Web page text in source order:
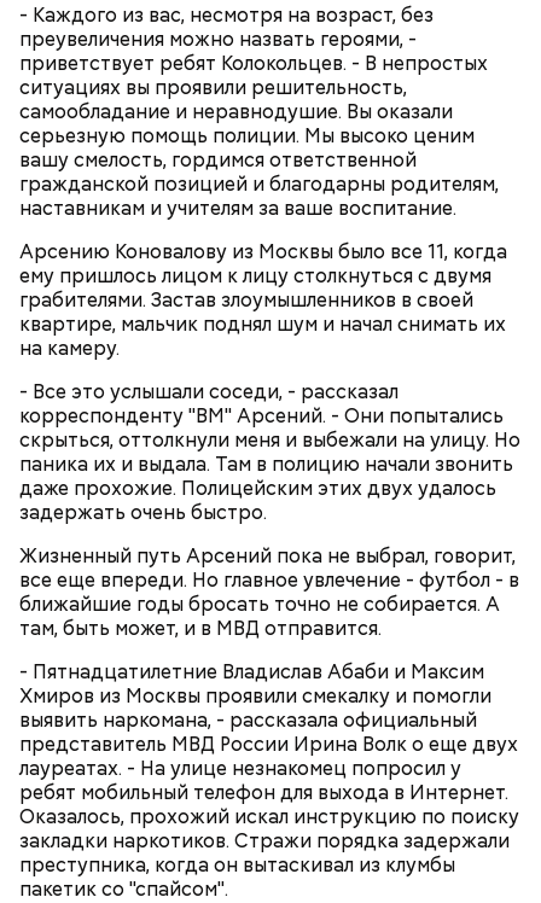
- Каждого из вас, несмотря на возраст, без
преувеличения можно назвать героями, -
приветствует ребят Колокольцев. - В непростых
ситуациях вы проявили решительность,
самообладание и неравнодушие. Вы оказали
серьезную помощь полиции. Мы высоко ценим
вашу смелость, гордимся ответственной
гражданской позицией и благодарны родителям,
наставникам и учителям за ваше воспитание.
Арсению Коновалову из Москвы было все 11, когда
ему пришлось лицом к лицу столкнуться с двумя
грабителями. Застав злоумышленников в своей
квартире, мальчик поднял шум и начал снимать их
на камеру.
- Все это услышали соседи, - рассказал
корреспонденту "ВМ" Арсений. - Они попытались
скрыться, оттолкнули меня и выбежали на улицу. Но
паника их и выдала. Там в полицию начали звонить
даже прохожие. Полицейским этих двух удалось
задержать очень быстро.
Жизненный путь Арсений пока не выбрал, говорит,
все еще впереди. Но главное увлечение - футбол - в
ближайшие годы бросать точно не собирается. А
там, быть может, и в МВД отправится.
- Пятнадцатилетние Владислав Абаби и Максим
Хмиров из Москвы проявили смекалку и помогли
выявить наркомана, - рассказала официальный
представитель МВД России Ирина Волк о еще двух
лауреатах. - На улице незнакомец попросил у
ребят мобильный телефон для выхода в Интернет.
Оказалось, прохожий искал инструкцию по поиску
закладки наркотиков. Стражи порядка задержали
преступника, когда он вытаскивал из клумбы
пакетик со "спайсом".
За свою земную жизнь он совершил множество
добрых дел во славу Божию.
Святитель Николай дожил до глубокой старости и
скончался в середине IV века. По церковному
преданию, мощи святого сохранились нетленными
и источали чудесное миро, от которого исцелилось
множество людей. В 1087 году мощи Николая
Угодника были перенесены в итальянский город
Бар (Бари), где находятся и поныне.
Очищенный сырой салатный сельдерей
нашинковать соломкой. Яблоки очистить от
кожицы и семян, нарезать ломтиками. Так же
нарезать вареный картофель. Продукты
перемешать, полить салатной заправкой, выложить
в салатник горкой и украсить веточками
сельдерея, кусочками свежих помидоров и
ломтиками яблок.
Кабачки в овощном соусе